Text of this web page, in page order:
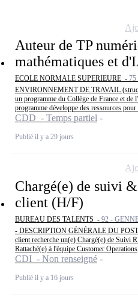
Auteur de TP
mathématiques et
ECOLE NORMALE SUPERIEURE - 75
ENVIRONNEMENT DE TRAVAIL
un programme du Collège de France et de
programme développe des ressources pour
CDD - Temps partiel
Publié il y a 29 jours
Chargé(e) de suivi
client (H/F)
BUREAU DES TALENTS - 92 -
- DESCRIPTION GÉNÉRALE DU
client recherche un(e) Chargé(e) de Suivi
Rattaché(e) à l'équipe Customer
CDI - Non renseigné
Publié il y a 16 jours